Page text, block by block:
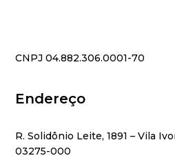
CNPJ 04.882.306.0001-70
Endereço
R. Solidônio Leite, 1891 – Vila
03275-000